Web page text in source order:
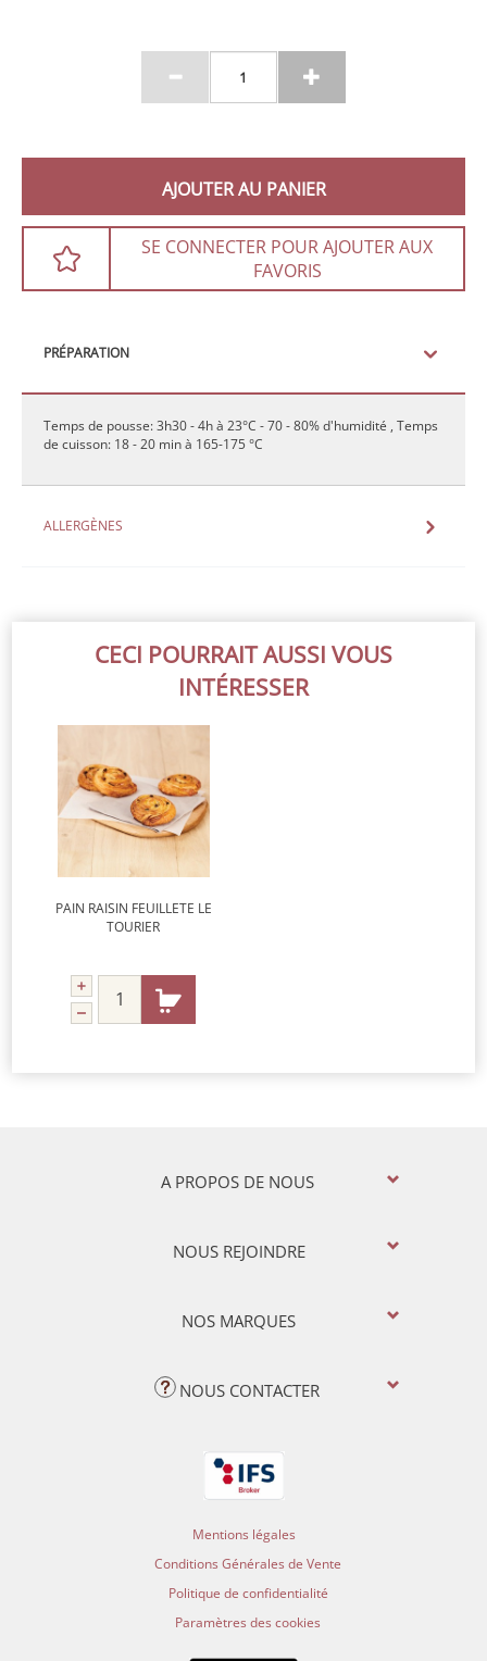
AJOUTER AU PANIER
SE CONNECTER POUR AJOUTER AUX
FAVORIS
PRÉPARATION
Temps de pousse: 3h30 - 4h à 23°C - 70 - 80% d'humidité , Temps
de cuisson: 18 - 20 min à 165-175 °C
ALLERGÈNES
CECI POURRAIT AUSSI VOUS
INTÉRESSER
PAIN RAISIN FEUILLETE LE
TOURIER
A PROPOS DE NOUS
NOUS REJOINDRE
NOS MARQUES
NOUS CONTACTER
Mentions légales
Conditions Générales de Vente
Politique de confidentialité
Paramètres des cookies